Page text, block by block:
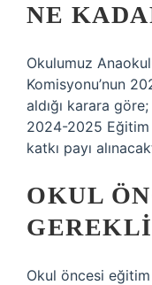
NE
Okulumuz
Komisyonu’nun
aldığı karara
2024-2025 Eğitim
katkı payı
OKUL
Okul öncesi